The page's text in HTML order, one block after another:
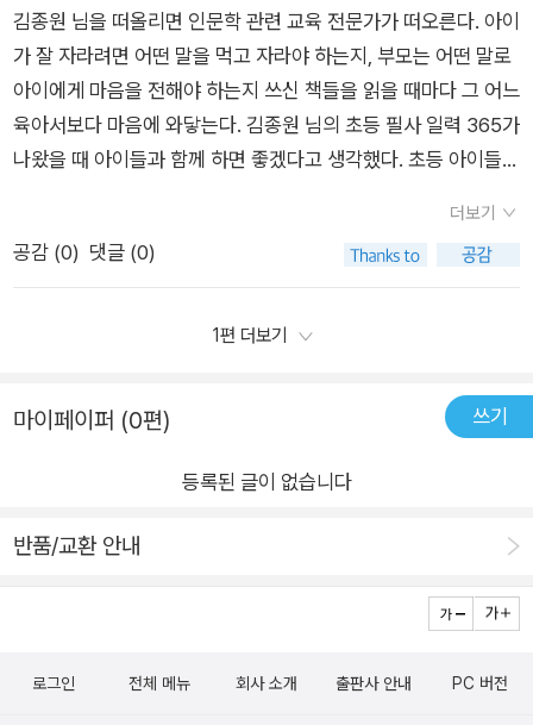
게 설명되어있는 어휘와 표현들이 쌓여서 아이의 말이 된다고 해
요.김종원 작가님의 초등필사 365일력 만남을 시작으로 내면의
힘이 탄탄한 아이로 만드는 시작이 될수있을거 같아요중2 아이 /
초5 아이와 함께 온가족 필사로 아침을 시작해 보기도 약속했어
요!!!!!!아이와함께 부모님들도 근사한 어휘를 배울수있을거같아
이지마다 날짜가 적혀 있긴 하지만, 365일 하루도 빠지지 않고
쓰기는 현실적으로 어렵습니다. 그래서 가능한 날짜에 진행하고,
다 쓴 후에는 아이 이름표를 붙여주거나 맛있는 간식을 상으로 주
었습니다. 우리 둘째는 기억력은 좋은 반면 머리가 빠릿빠릿하지
않기에, 천천히 쓰고 곱씹어 읽는 활동이 공부 스타일에 잘 맞습
니다. 아이들마다 스타일이 다르기에, 무작정 필사를 들이밀기보
다는 좋은 문구를 함께 읽고 이야기 나누는 형식으로 진행하는 것
장을 원하는 가정에서는 이 일력을 식탁에 두고, 함께 이야기 나
김종원 님을 떠올리면 인문학 관련 교육 전문가가 떠오른다. 아이
가 잘 자라려면 어떤 말을 먹고 자라야 하는지, 부모는 어떤 말로
아이에게 마음을 전해야 하는지 쓰신 책들을 읽을 때마다 그 어느
육아서보다 마음에 와닿는다. 김종원 님의 초등 필사 일력 365가
나왔을 때 아이들과 함께 하면 좋겠다고 생각했다. 초등 아이들뿐
라, 내가 나를 표현하는데 쓰이는 언어가 제한적이라면 어떻게 나
를 잘 표현할 수 있겠는가 하는 생각으로 걱정스럽기도 하다. 꾸
들이 도움을 줄 거라고 생각한다. 365일 일력으로 되어있는 '김
께 필사하는 문장이 들어있다. 양면으로 꽉꽉 채워진 단어들을 한
장 한 장 넘겨가며 눈에 익히기만 한다 해도 너무 좋을 것 같다.
우리 집에는 식탁 위에 올려두고 매일 아이들이 날짜에 맞춰 넘겨
인지 모르겠는 말들이 더 많이 있지만.... ㅎㅎ 눈으로 읽어보고도
도 한다. 글을 쓰면서 손에 힘도 기르고, 한 번 더 생각해 보는 시
영하는 '아이와 하루 5분 필사' 밴드에도 가입했다. 가입하고 하
더보기
공감 (0) 댓글 (0)
1편 더보기
마이페이퍼 (0편) 쓰기
등록된 글이 없습니다
반품/교환 안내
로그인 전체 메뉴 회사 소개 출판사 안내 PC 버전